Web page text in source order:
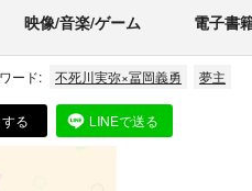
映像/音楽/ゲーム 電子書
ード: 不死川実弥×冨岡義勇 夢主
る LINEで送る